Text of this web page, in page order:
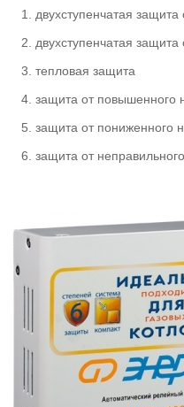
двухступенчатая защита
двухступенчатая
тепловая защита
защита от повышенного
защита от пониженного
защита от